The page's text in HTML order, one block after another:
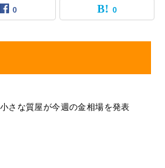
0 0
さな質屋が今週の金相場を発表